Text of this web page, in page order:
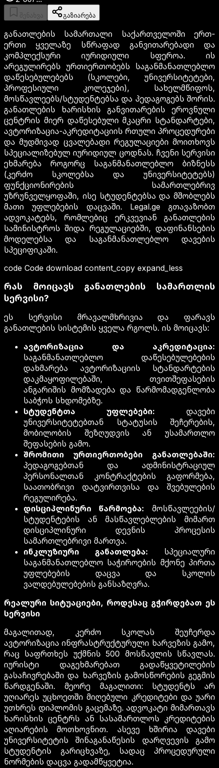
შენახვა გაზიარება
განათლების სამართალი საქართველოში ერთ-
ერთი ყველაზე სწრაფად განვითარებადი და
კომპლექსური იურიდიული სფეროა. ის
არეგულირებს ურთიერთობებს საგანმანათლებლო
დაწესებულებებს (სკოლები, უნივერსიტეტები,
პროფესიული კოლეჯები), სახელმწიფოს,
მოსწავლეებს/სტუდენტებსა და პედაგოგებს შორის.
განათლების ხარისხის განვითარების ეროვნული
ცენტრის მიერ დაწესებული მკაცრი სტანდარტები,
ავტორიზაცია-აკრედიტაციის რთული პროცედურები
და მუდმივად ცვალებადი რეგულაციები მოითხოვს
სპეციალიზებულ იურიდიულ ცოდნას. ჩვენი სერვისი
ეხმარება როგორც საგანმანათლებლო ბიზნესს
(კერძო სკოლებსა და უნივერსიტეტებს)
ფუნქციონირების სამართლებრივ
უზრუნველყოფაში, ისე სტუდენტებსა და მშობლებს
მათი უფლებების დაცვაში. Legal.ge გთავაზობთ
ადვოკატებს, რომლებიც ერკვევიან განათლების
სამინისტროს შიდა რეგულაციებში, დაფინანსების
მოდელებსა და საგანმანათლებლო დავების
სპეციფიკაში.
code Code download content_copy expand_less
რას მოიცავს განათლების სამართლის
სერვისი?
ეს სერვისი მრავალმხრივია და ფარავს
განათლების სისტემის ყველა რგოლს. ის მოიცავს:
ავტორიზაცია და აკრედიტაცია:
საგანმანათლებლო დაწესებულებების
დახმარება ავტორიზაციის სტანდარტების
დაკმაყოფილებაში, თვითშეფასების
ანგარიშის მომზადება და წარმომადგენლობა
საბჭოს სხდომებზე.
სტუდენტთა უფლებები: დავები
უნივერსიტეტებთან სტატუსის შეჩერების,
მობილობის შეზღუდვის ან უსამართლო
შეფასების გამო.
შრომითი ურთიერთობები განათლებაში:
პედაგოგებთან და ადმინისტრაციულ
პერსონალთან კონტრაქტების გაფორმება,
საათობრივი დატვირთვისა და შვებულების
რეგულირება.
დისციპლინური წარმოება: მოსწავლეების/
სტუდენტების ან მასწავლებლების მიმართ
დისციპლინური დევნის პროცესის
სამართლებრივი მართვა.
ინკლუზიური განათლება: სპეციალური
საგანმანათლებლო საჭიროების მქონე პირთა
უფლებების დაცვა და სკოლის
ვალდებულებების განსაზღვრა.
რეალური სიტუაციები, როდესაც გჭირდებათ ეს
სერვისი
მაგალითად, კერძო სკოლას შეუჩერდა
ავტორიზაცია ინფრასტრუქტურული ხარვეზის გამო,
რაც საფრთხეს უქმნის 500 მოსწავლის სწავლას.
იურისტი დაგეხმარებათ გადაწყვეტილების
გასაჩივრებაში და ხარვეზის გამოსწორების გეგმის
წარდგენაში. მეორე მაგალითი: სტუდენტს არ
უღიარეს უცხოეთში მიღებული კრედიტები და უარი
უთხრეს დიპლომის გაცემაზე. ადვოკატი მიმართავს
ხარისხის ცენტრს ან სასამართლოს კრედიტების
აღიარების მოთხოვნით. ასევე ხშირია დავები
უნივერსიტეტის შინაგანაწესის დარღვევის გამო
სტუდენტის გარიცხვაზე, სადაც პროცედურული
ნორმების დაცვა გადამწყვეტია.